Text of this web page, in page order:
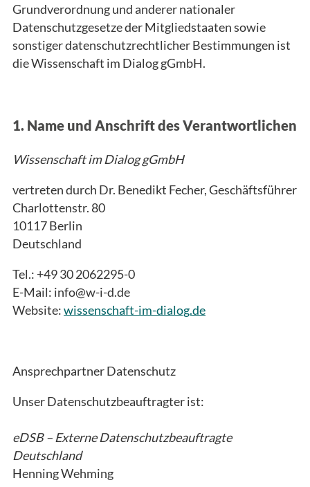
Grundverordnung und anderer nationaler
Datenschutzgesetze der Mitgliedstaaten sowie
sonstiger datenschutzrechtlicher Bestimmungen ist
die Wissenschaft im Dialog gGmbH.
1. Name und Anschrift des Verantwortlichen
Wissenschaft im Dialog gGmbH
vertreten durch Dr. Benedikt Fecher, Geschäftsführer
Charlottenstr. 80
10117 Berlin
Deutschland
Tel.: +49 30 2062295-0
E-Mail: info@w-i-d.de
Website:wissenschaft-im-dialog.de
Ansprechpartner Datenschutz
Unser Datenschutzbeauftragter ist:
eDSB – Externe Datenschutzbeauftragte
Deutschland
Henning Wehming